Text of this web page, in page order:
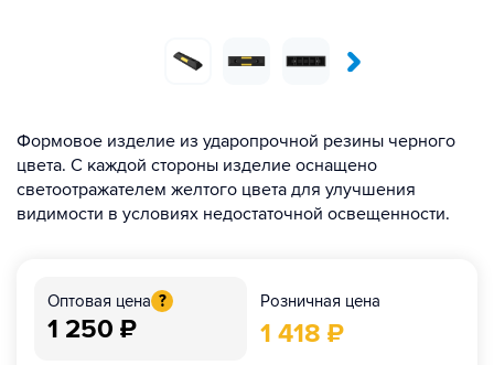
Формовое изделие из ударопрочной резины черного
цвета. С каждой стороны изделие оснащено
светоотражателем желтого цвета для улучшения
видимости в условиях недостаточной освещенности.
Оптовая цена ?
1 250 ₽
Розничная цена
1 418 ₽